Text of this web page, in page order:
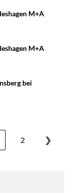
M+A
M+A
bei
2 ❯